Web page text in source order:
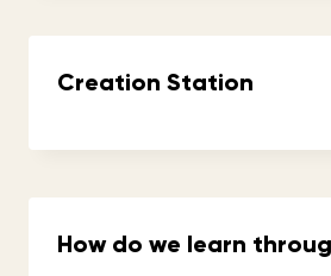
Creation Station
How do we learn